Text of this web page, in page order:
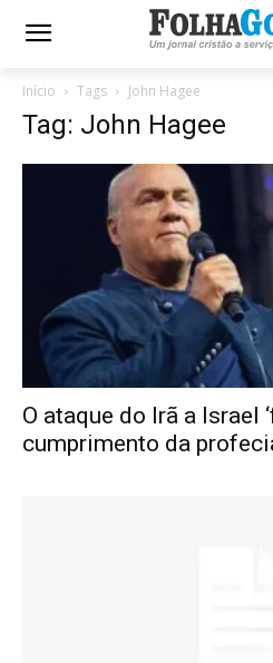
Início Tags John Hagee
Tag: John Hagee
O ataque do Irã a Israel
cumprimento da